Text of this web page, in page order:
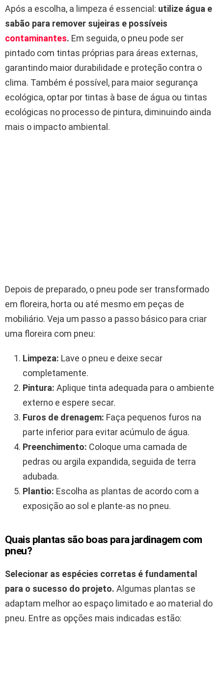
Após a escolha, a limpeza é essencial: utilize água e
sabão para remover sujeiras e possíveis
contaminantes. Em seguida, o pneu pode ser
pintado com tintas próprias para áreas externas,
garantindo maior durabilidade e proteção contra o
clima. Também é possível, para maior segurança
ecológica, optar por tintas à base de água ou tintas
ecológicas no processo de pintura, diminuindo ainda
mais o impacto ambiental.
Depois de preparado, o pneu pode ser transformado
em floreira, horta ou até mesmo em peças de
mobiliário. Veja um passo a passo básico para criar
uma floreira com pneu:
Limpeza: Lave o pneu e deixe secar
completamente.
Pintura: Aplique tinta adequada para o ambiente
externo e espere secar.
Furos de drenagem: Faça pequenos furos na
parte inferior para evitar acúmulo de água.
Preenchimento: Coloque uma camada de
pedras ou argila expandida, seguida de terra
adubada.
Plantio: Escolha as plantas de acordo com a
exposição ao sol e plante-as no pneu.
Quais plantas são boas para jardinagem com
pneu?
Selecionar as espécies corretas é fundamental
para o sucesso do projeto. Algumas plantas se
adaptam melhor ao espaço limitado e ao material do
pneu. Entre as opções mais indicadas estão: